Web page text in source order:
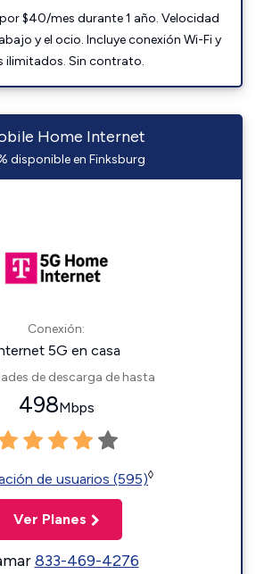
$40/mes durante 1 año. Velocidad
y el ocio. Incluye conexión Wi-Fi y
ilimitados. Sin contrato.
Home Internet
disponible en Finksburg
Conexión:
5G en casa
de descarga de hasta
498Mbps
de usuarios (595)◊
Ver Planes
833-469-4276